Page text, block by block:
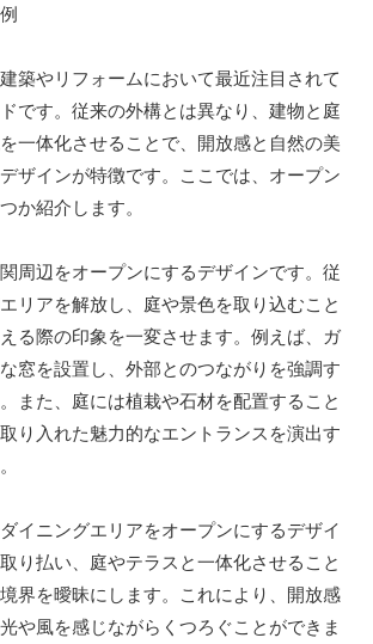
築やリフォームにおいて最近注目されて
です。従来の外構とは異なり、建物と庭
一体化させることで、開放感と自然の美
ザインが特徴です。ここでは、オープン
か紹介します。
周辺をオープンにするデザインです。従
リアを解放し、庭や景色を取り込むこと
る際の印象を一変させます。例えば、ガ
窓を設置し、外部とのつながりを強調す
また、庭には植栽や石材を配置すること
り入れた魅力的なエントランスを演出す
イニングエリアをオープンにするデザイ
り払い、庭やテラスと一体化させること
界を曖昧にします。これにより、開放感
や風を感じながらくつろぐことができま